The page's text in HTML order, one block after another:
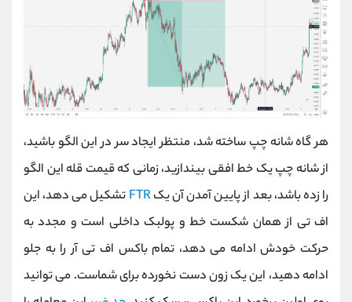
هر گاه شانه چپ ساخته شد، منتظر ایجاد سر در این الگو باشید،
از شانه چپ یک خط افقی بیندازید، زمانی که قیمت قله این الگو
را زده باشد، بعد از پایین آمدن آن یکFTR تشکیل می دهد، این
اف تی از همان شکست خط و پولبک داخلی است و مجدد به
حرکت خودش ادامه می دهد، تمام باکس اف تی آر را به جلو
ادامه دهید، این یک زون دست نخورده برای شماست. می توانید